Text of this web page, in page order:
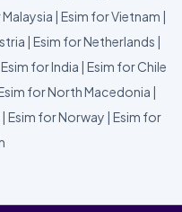
| Esim for Vietnam |
| Esim for Netherlands |
Esim for India | Esim for Chile
for North Macedonia |
| Esim for Norway | Esim for